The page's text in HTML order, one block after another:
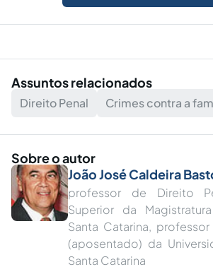
Assuntos relacionados
Direito Penal Crimes contra a
Sobre o autor
João José Caldeira
professor de Direito
Superior da
Santa Catarina,
(aposentado) da
Santa Catarina